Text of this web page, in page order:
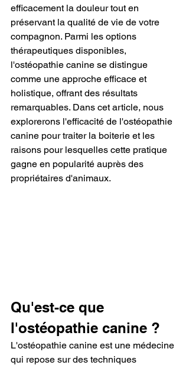
efficacement la douleur tout en
préservant la qualité de vie de votre
compagnon. Parmi les options
thérapeutiques disponibles,
l'ostéopathie canine se distingue
comme une approche efficace et
holistique, offrant des résultats
remarquables. Dans cet article, nous
explorerons l'efficacité de l'ostéopathie
canine pour traiter la boiterie et les
raisons pour lesquelles cette pratique
gagne en popularité auprès des
propriétaires d'animaux.
Qu'est-ce que
l'ostéopathie canine ?
L'ostéopathie canine est une médecine
qui repose sur des techniques